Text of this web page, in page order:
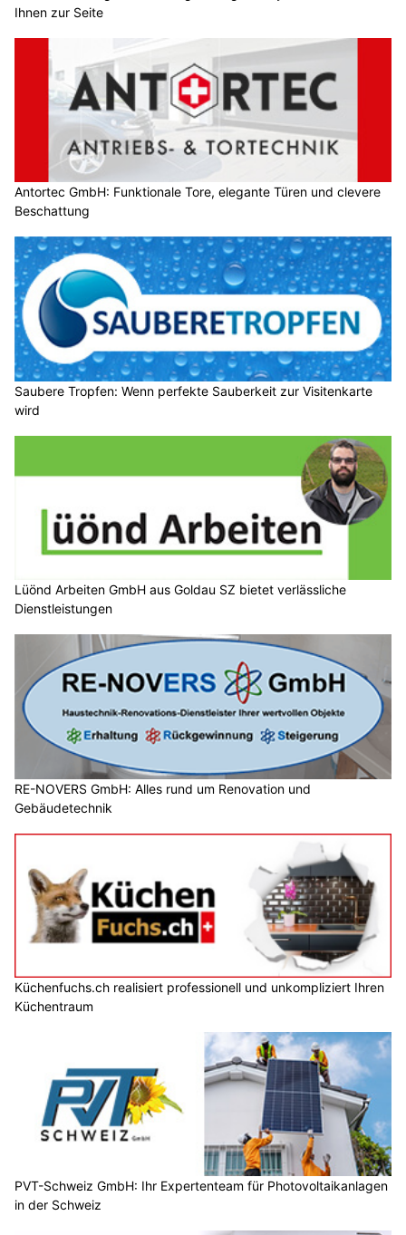
Ihnen zur Seite
Antortec GmbH: Funktionale Tore, elegante Türen und clevere
Beschattung
Saubere Tropfen: Wenn perfekte Sauberkeit zur Visitenkarte
wird
Lüönd Arbeiten GmbH aus Goldau SZ bietet verlässliche
Dienstleistungen
RE-NOVERS GmbH: Alles rund um Renovation und
Gebäudetechnik
Küchenfuchs.ch realisiert professionell und unkompliziert Ihren
Küchentraum
PVT-Schweiz GmbH: Ihr Expertenteam für Photovoltaikanlagen
in der Schweiz